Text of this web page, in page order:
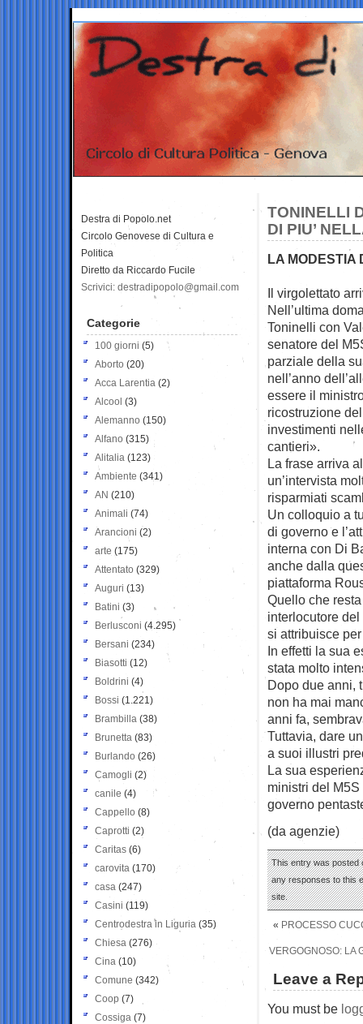
TONINELLI
DI PIU’
LA MODESTIA
Il virgolettato
Nell’ultima
Toninelli con
senatore del
parziale della
nell’anno
essere il
ricostruzione
investimenti
cantieri».
La frase arriva
un’intervista
risparmiati
Un colloquio a
di governo e
interna con Di
anche dalla
piattaforma
Quello che
interlocutore
si attribuisce
In effetti la sua
stata molto
Dopo due anni,
non ha mai
anni fa,
Tuttavia, dare
a suoi illustri
La sua
ministri del
governo
(da agenzie)
This entry was posted
any responses to this
site.
« PROCESSO
VERGOGNOSO: LA
Leave a
You must be
Destra di Popolo.net
Circolo Genovese di Cultura e
Politica
Diretto da Riccardo Fucile
Scrivici: destradipopolo@gmail.com
Categorie
100 giorni (5)
Aborto (20)
Acca Larentia (2)
Alcool (3)
Alemanno (150)
Alfano (315)
Alitalia (123)
Ambiente (341)
AN (210)
Animali (74)
Arancioni (2)
arte (175)
Attentato (329)
Auguri (13)
Batini (3)
Berlusconi (4.295)
Bersani (234)
Biasotti (12)
Boldrini (4)
Bossi (1.221)
Brambilla (38)
Brunetta (83)
Burlando (26)
Camogli (2)
canile (4)
Cappello (8)
Caprotti (2)
Caritas (6)
carovita (170)
casa (247)
Casini (119)
Centrodestra in Liguria (35)
Chiesa (276)
Cina (10)
Comune (342)
Coop (7)
Cossiga (7)